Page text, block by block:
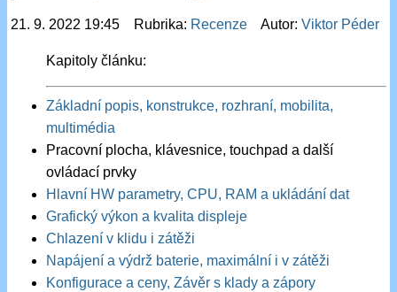
21. 9. 2022 19:45 Rubrika: Recenze Autor:Viktor Péder
Kapitoly článku:
Základní popis, konstrukce, rozhraní, mobilita,
multimédia
Pracovní plocha, klávesnice, touchpad a další
ovládací prvky
Hlavní HW parametry, CPU, RAM a ukládání dat
Grafický výkon a kvalita displeje
Chlazení v klidu i zátěži
Napájení a výdrž baterie, maximální i v zátěži
Konfigurace a ceny, Závěr s klady a zápory